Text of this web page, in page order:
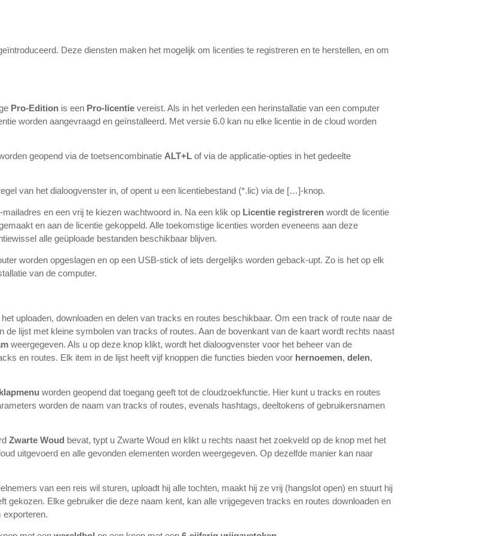
Deze diensten maken het mogelijk om licenties te registreren en te herstellen, en om
Pro-Edition is een Pro-licentie vereist. Als in het verleden een herinstallatie van een computer
worden aangevraagd en geïnstalleerd. Met versie 6.0 kan nu elke licentie in de cloud worden
geopend via de toetsencombinatie ALT+L of via de applicatie-opties in het gedeelte
van het dialoogvenster in, of opent u een licentiebestand (*.lic) via de […]-knop.
en een vrij te kiezen wachtwoord in. Na een klik op Licentie registreren wordt de licentie
en aan de licentie gekoppeld. Alle toekomstige licenties worden eveneens aan deze
alle geüploade bestanden beschikbaar blijven.
worden opgeslagen en op een USB-stick of iets dergelijks worden geback-upt. Zo is het op elk
van de computer.
uploaden, downloaden en delen van tracks en routes beschikbaar. Om een track of route naar de
de lijst met kleine symbolen van tracks of routes. Aan de bovenkant van de kaart wordt rechts naast
weergegeven. Als u op deze knop klikt, wordt het dialoogvenster voor het beheer van de
en routes. Elk item in de lijst heeft vijf knoppen die functies bieden voor hernoemen,delen,
worden geopend dat toegang geeft tot de cloudzoekfunctie. Hier kunt u tracks en routes
worden de naam van tracks of routes, evenals hashtags, deeltokens of gebruikersnamen
Zwarte Woud bevat, typt u Zwarte Woud en klikt u rechts naast het zoekveld op de knop met het
uitgevoerd en alle gevonden elementen worden weergegeven. Op dezelfde manier kan naar
van een reis wil sturen, uploadt hij alle tochten, maakt hij ze vrij (hangslot open) en stuurt hij
gekozen. Elke gebruiker die deze naam kent, kan alle vrijgegeven tracks en routes downloaden en
exporteren.